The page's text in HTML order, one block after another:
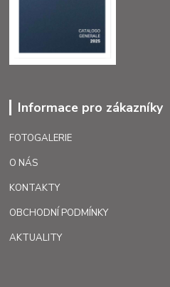
Informace pro zákazníky
FOTOGALERIE
O NÁS
KONTAKTY
OBCHODNÍ PODMÍNKY
AKTUALITY